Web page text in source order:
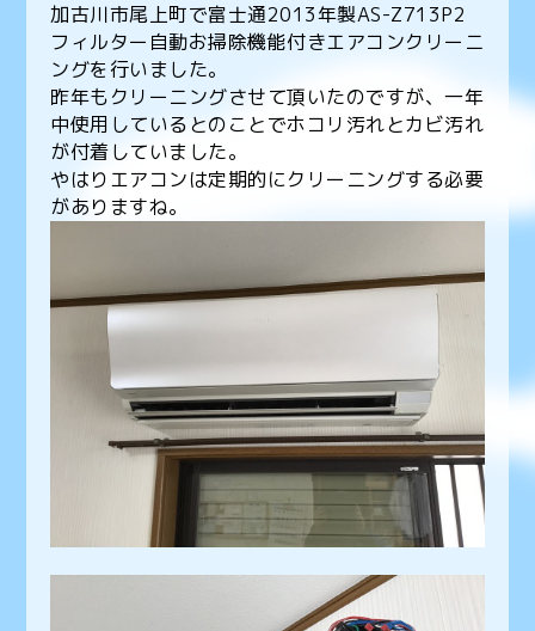
加古川市尾上町で富士通2013年製AS-Z713P2
フィルター自動お掃除機能付きエアコンクリーニ
ングを行いました。
昨年もクリーニングさせて頂いたのですが、一年
中使用しているとのことでホコリ汚れとカビ汚れ
が付着していました。
やはりエアコンは定期的にクリーニングする必要
がありますね。